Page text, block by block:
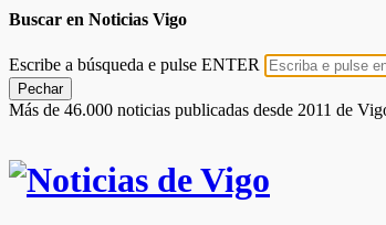
Buscar en Noticias Vigo
Escribe a búsqueda e pulse ENTER
Pechar
Más de 46.000 noticias publicadas desde 2011 de